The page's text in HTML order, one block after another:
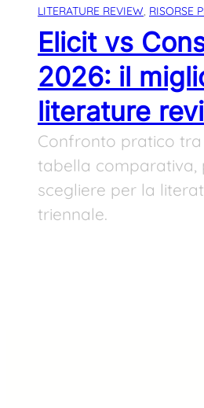
LITERATURE REVIEW, RISORSE
Elicit vs
2026: il
literature
Confronto pratico tra
tabella comparativa,
scegliere per la
triennale.